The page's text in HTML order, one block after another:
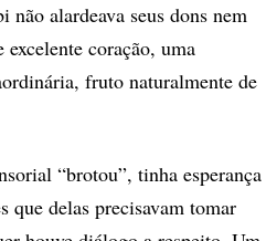
alardeava seus dons nem
coração, uma
fruto naturalmente de
“brotou”, tinha esperança
que delas precisavam tomar